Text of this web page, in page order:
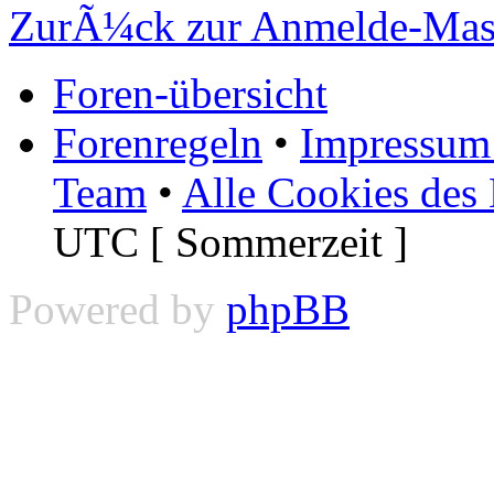
ZurÃ¼ck zur Anmelde-
Foren-übersicht
Forenregeln •
Team • Alle Cookies des
UTC [ Sommerzeit ]
Powered by phpBB